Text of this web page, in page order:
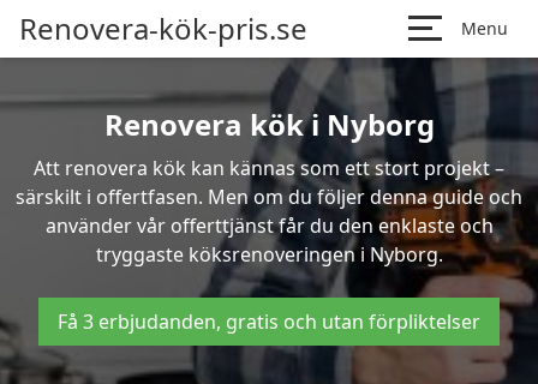
Renovera-kök-pris.se Menu
Renovera kök i Nyborg
Att renovera kök kan kännas som ett stort projekt –
särskilt i offertfasen. Men om du följer denna guide och
använder vår offerttjänst får du den enklaste och
tryggaste köksrenoveringen i Nyborg.
Få 3 erbjudanden, gratis och utan förpliktelser